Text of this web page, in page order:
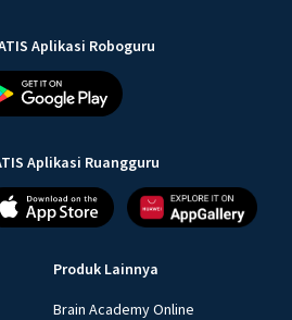
Aplikasi Roboguru
Aplikasi Ruangguru
Produk Lainnya
Brain Academy Online